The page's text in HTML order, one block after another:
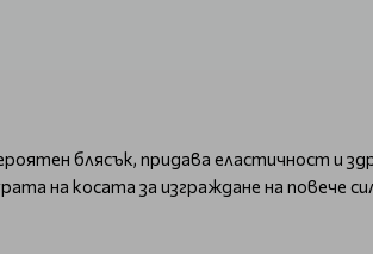
блясък, придава еластичност и
на косата за изграждане на повече